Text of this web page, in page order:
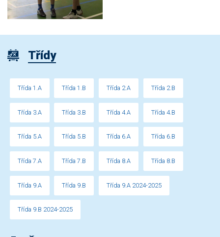
Třídy
Třída 1.A Třída 1.B Třída 2.A Třída 2.B
Třída 3.A Třída 3.B Třída 4.A Třída 4.B
Třída 5.A Třída 5.B Třída 6.A Třída 6.B
Třída 7.A Třída 7.B Třída 8.A Třída 8.B
Třída 9.A Třída 9.B Třída 9.A 2024-2025
Třída 9.B 2024-2025